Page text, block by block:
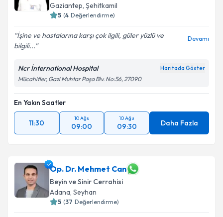
Gaziantep, Şehitkamil
5 (4 Değerlendirme)
İşine ve hastalarına karşı çok ilgili, güler yüzlü ve
bilgili...
Devamı
Ncr İnternational Hospital Haritada Göster
Mücahitler, Gazi Muhtar Paşa Blv. No:56, 27090
En Yakın Saatler
11:30
10 Ağu
09:00
10 Ağu
09:30 Daha Fazla
Op. Dr. Mehmet Can
Beyin ve Sinir Cerrahisi
Adana, Seyhan
5 (37 Değerlendirme)